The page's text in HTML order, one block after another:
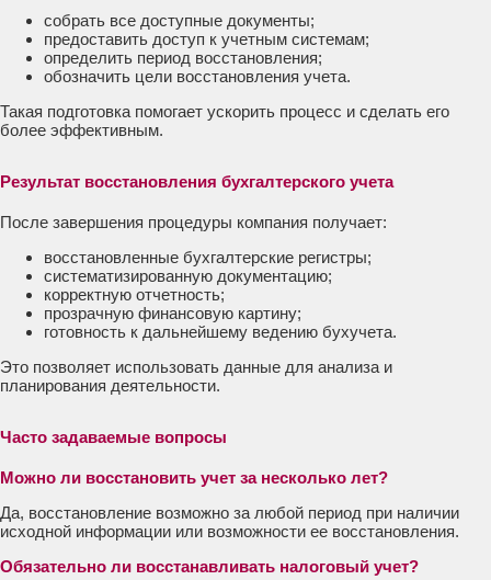
собрать все доступные документы;
предоставить доступ к учетным системам;
определить период восстановления;
обозначить цели восстановления учета.
Такая подготовка помогает ускорить процесс и сделать его
более эффективным.
Результат восстановления бухгалтерского учета
После завершения процедуры компания получает:
восстановленные бухгалтерские регистры;
систематизированную документацию;
корректную отчетность;
прозрачную финансовую картину;
готовность к дальнейшему ведению бухучета.
Это позволяет использовать данные для анализа и
планирования деятельности.
Часто задаваемые вопросы
Можно ли восстановить учет за несколько лет?
Да, восстановление возможно за любой период при наличии
исходной информации или возможности ее восстановления.
Обязательно ли восстанавливать налоговый учет?